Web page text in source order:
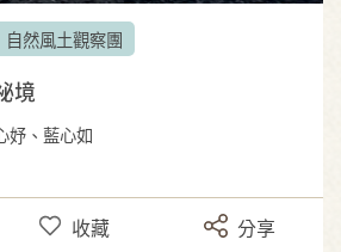
自然風土觀察團
境
妤、藍心如
收藏 分享